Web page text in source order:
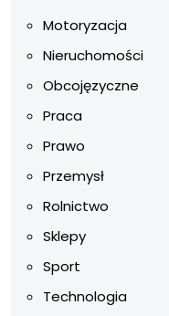
Motoryzacja
Nieruchomości
Obcojęzyczne
Praca
Prawo
Przemysł
Rolnictwo
Sklepy
Sport
Technologia